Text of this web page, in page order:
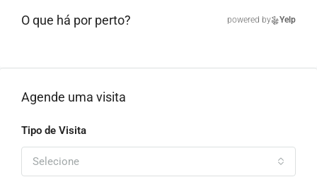
O que há por perto? powered by Yelp
Agende uma visita
Tipo de Visita
Selecione